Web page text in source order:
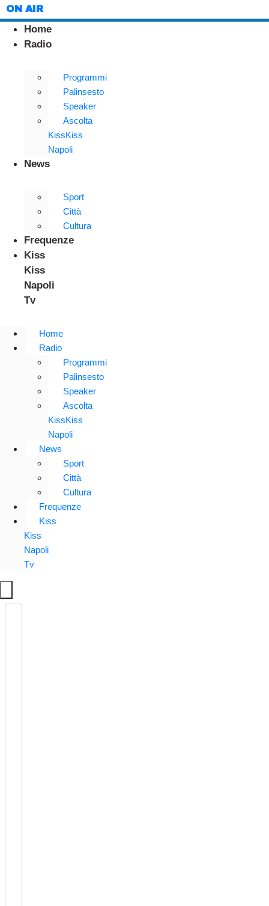
ON AIR
Home
Radio
Programmi
Palinsesto
Speaker
Ascolta
KissKiss
Napoli
News
Sport
Città
Cultura
Frequenze
Kiss
Kiss
Napoli
Tv
Home
Radio
Programmi
Palinsesto
Speaker
Ascolta
KissKiss
Napoli
News
Sport
Città
Cultura
Frequenze
Kiss
Kiss
Napoli
Tv